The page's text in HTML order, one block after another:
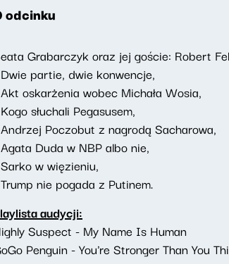
odcinku
Grabarczyk oraz jej goście: Robert
partie, dwie konwencje,
oskarżenia wobec Michała Wosia,
słuchali Pegasusem,
Poczobut z nagrodą Sacharowa,
Duda w NBP albo nie,
w więzieniu,
nie pogada z Putinem.
audycji:
Suspect - My Name Is Human
Penguin - You're Stronger Than You